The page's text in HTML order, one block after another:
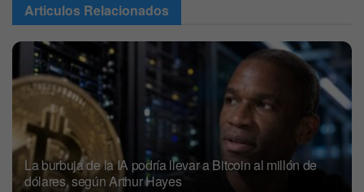
Articulos Relacionados
La burbuja de la IA podría llevar a Bitcoin al millón de
dólares, según Arthur Hayes